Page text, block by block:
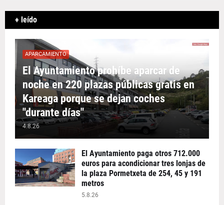
+ leído
APARCAMIENTO
El Ayuntamiento prohíbe aparcar de
noche en 220 plazas públicas gratis en
Kareaga porque se dejan coches
"durante días"
4.8.26
El Ayuntamiento paga otros 712.000
euros para acondicionar tres lonjas de
la plaza Pormetxeta de 254, 45 y 191
metros
5.8.26